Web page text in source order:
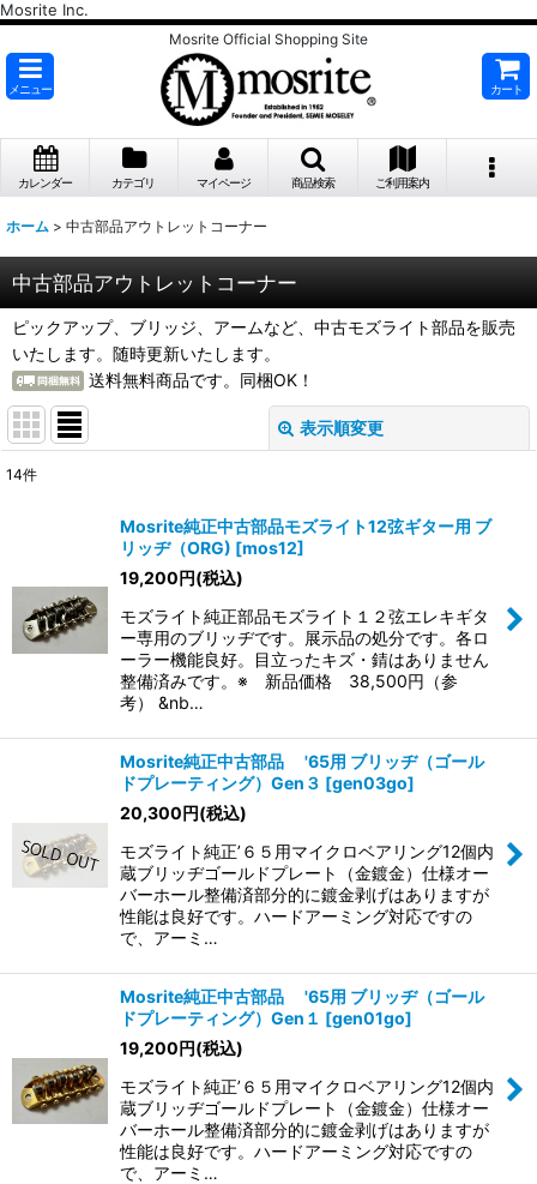
Mosrite Inc.
Mosrite Official Shopping Site
メニュー カート
カレンダー カテゴリ マイページ 商品検索 ご利用案内
ホーム > 中古部品アウトレットコーナー
中古部品アウトレットコーナー
ピックアップ、ブリッジ、アームなど、中古モズライト部品を販売
いたします。随時更新いたします。
送料無料商品です。同梱OK！
表示順変更
絞り込む
14件
Mosrite純正中古部品モズライト12弦ギター用 ブ
リッヂ（ORG) [mos12]
19,200円(税込)
モズライト純正部品モズライト１２弦エレキギタ
ー専用のブリッヂです。展示品の処分です。各ロ
ーラー機能良好。目立ったキズ・錆はありません
整備済みです。※ 新品価格 38,500円（参
考） &nb…
Mosrite純正中古部品 '65用 ブリッヂ（ゴール
ドプレーティング）Gen３ [gen03go]
20,300円(税込)
モズライト純正’６５用マイクロベアリング12個内
蔵ブリッヂゴールドプレート（金鍍金）仕様オー
バーホール整備済部分的に鍍金剥げはありますが
性能は良好です。ハードアーミング対応ですの
で、アーミ…
Mosrite純正中古部品 '65用 ブリッヂ（ゴール
ドプレーティング）Gen１ [gen01go]
19,200円(税込)
モズライト純正’６５用マイクロベアリング12個内
蔵ブリッヂゴールドプレート（金鍍金）仕様オー
バーホール整備済部分的に鍍金剥げはありますが
性能は良好です。ハードアーミング対応ですの
で、アーミ…